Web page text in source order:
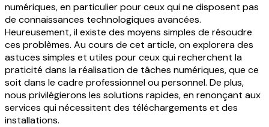
numériques, en particulier pour ceux qui ne disposent pas
de connaissances technologiques avancées.
Heureusement, il existe des moyens simples de résoudre
ces problèmes. Au cours de cet article, on explorera des
astuces simples et utiles pour ceux qui recherchent la
praticité dans la réalisation de tâches numériques, que ce
soit dans le cadre professionnel ou personnel. De plus,
nous privilégierons les solutions rapides, en renonçant aux
services qui nécessitent des téléchargements et des
installations.